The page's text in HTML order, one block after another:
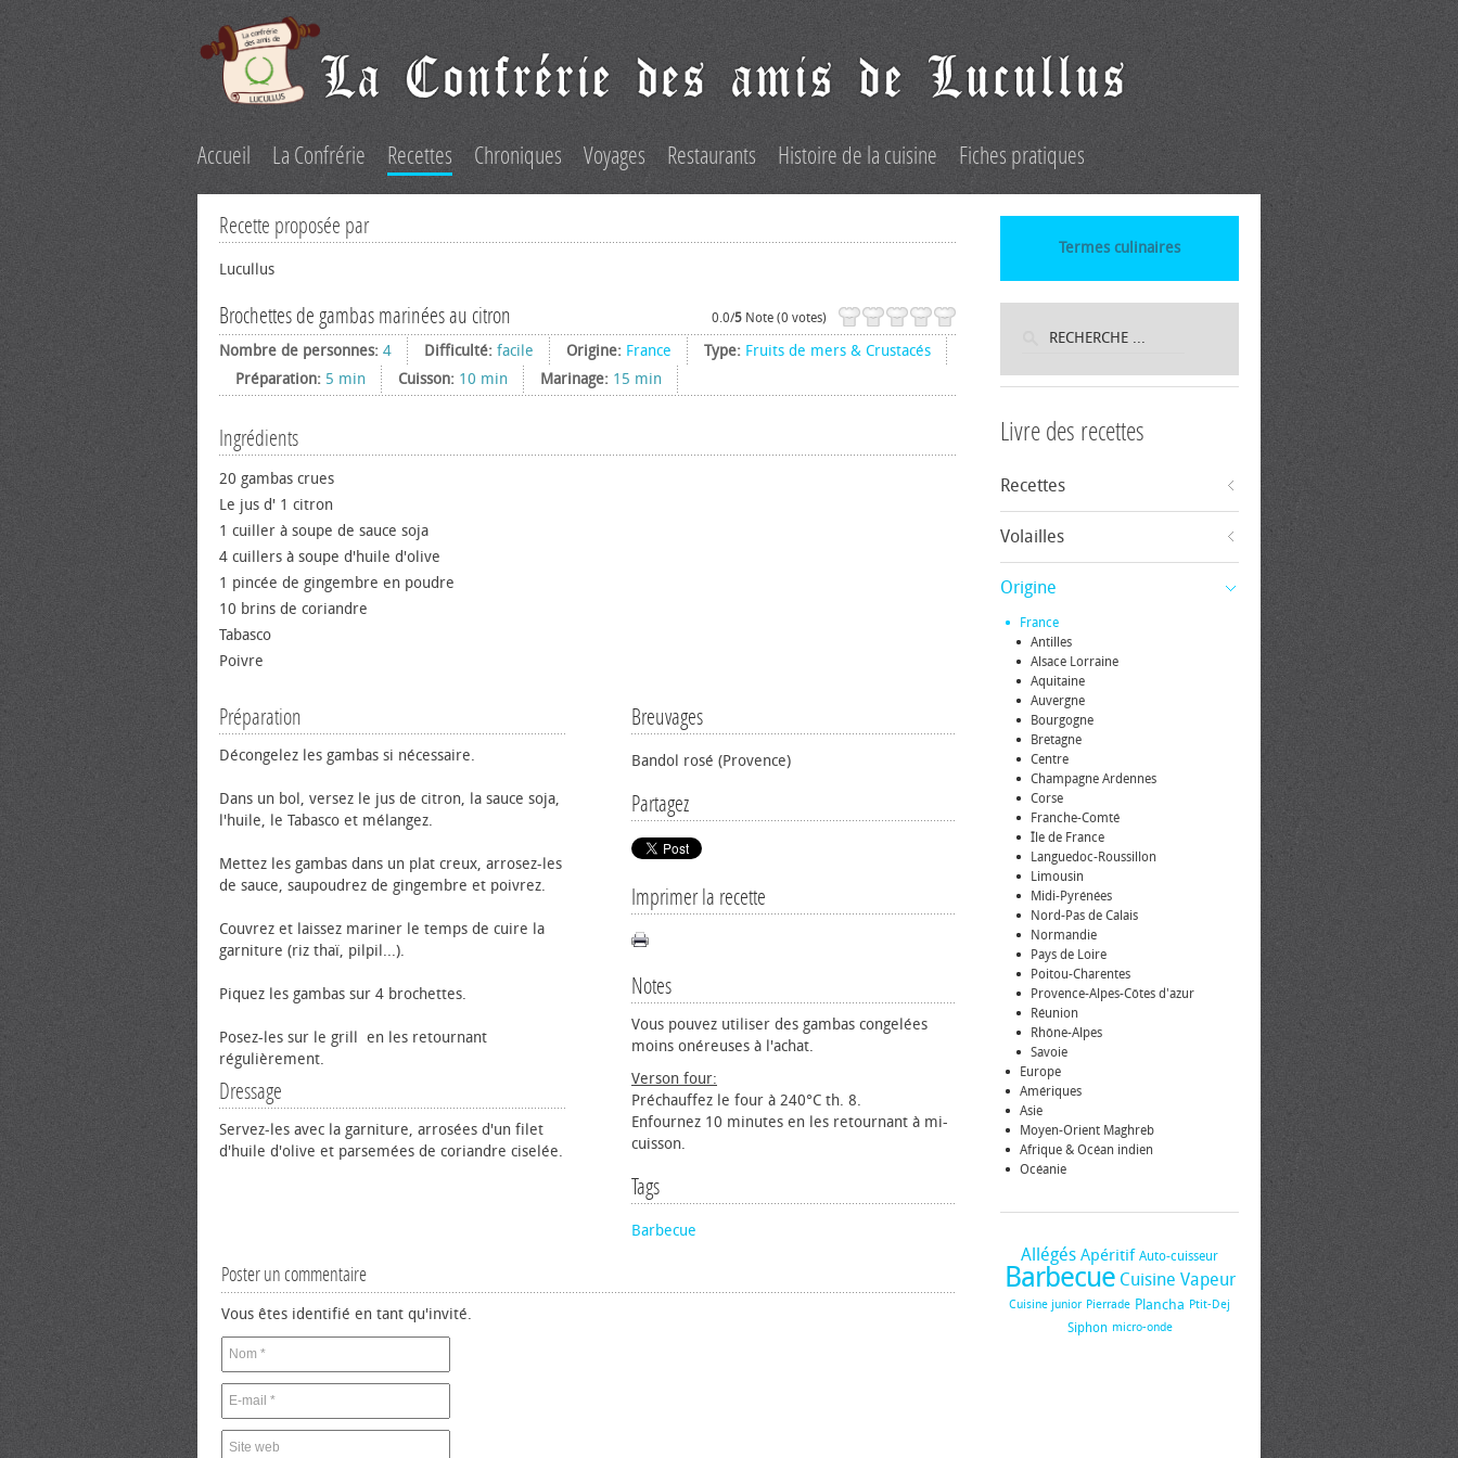
Accueil La Confrérie Recettes Chroniques Voyages Restaurants Histoire de la cuisine Fiches pratiques
Recette proposée par
Lucullus
Brochettes de gambas marinées au citron 0.0/5 Note (0 votes)
Nombre de personnes: 4 Difficulté: facile Origine: France Type: Fruits de mers & Crustacés
Préparation: 5 min Cuisson: 10 min Marinage: 15 min
Ingrédients
20 gambas crues
Le jus d' 1 citron
1 cuiller à soupe de sauce soja
4 cuillers à soupe d'huile d'olive
1 pincée de gingembre en poudre
10 brins de coriandre
Tabasco
Poivre
Breuvages
Bandol rosé (Provence)
Partagez
Imprimer la recette
Notes
Vous pouvez utiliser des gambas congelées
moins onéreuses à l'achat.
Verson four:
Préchauffez le four à 240°C th. 8.
Enfournez 10 minutes en les retournant à mi-
cuisson.
Tags
Barbecue
Préparation
Décongelez les gambas si nécessaire.
Dans un bol, versez le jus de citron, la sauce soja,
l'huile, le Tabasco et mélangez.
Mettez les gambas dans un plat creux, arrosez-les
de sauce, saupoudrez de gingembre et poivrez.
Couvrez et laissez mariner le temps de cuire la
garniture (riz thaï, pilpil...).
Piquez les gambas sur 4 brochettes.
Posez-les sur le grill en les retournant
régulièrement.
Dressage
Servez-les avec la garniture, arrosées d'un filet
d'huile d'olive et parsemées de coriandre ciselée.
Poster un commentaire
Vous êtes identifié en tant qu'invité.
Termes culinaires
Livre des recettes
Recettes
Volailles
Origine
France
Antilles
Alsace Lorraine
Aquitaine
Auvergne
Bourgogne
Bretagne
Centre
Champagne Ardennes
Corse
Franche-Comté
Île de France
Languedoc-Roussillon
Limousin
Midi-Pyrénées
Nord-Pas de Calais
Normandie
Pays de Loire
Poitou-Charentes
Provence-Alpes-Côtes d'azur
Réunion
Rhône-Alpes
Savoie
Europe
Amériques
Asie
Moyen-Orient Maghreb
Afrique & Océan indien
Océanie
Allégés Apéritif Auto-cuisseur
Barbecue Cuisine Vapeur
Cuisine junior Pierrade Plancha Ptit-Dej
Siphon micro-onde